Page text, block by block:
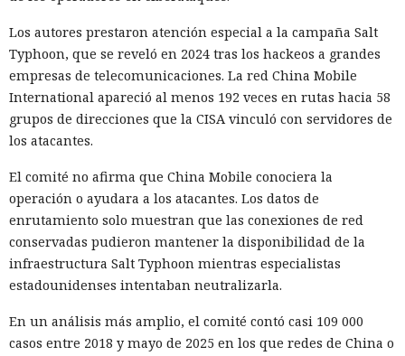
Los autores prestaron atención especial a la campaña Salt
Typhoon, que se reveló en 2024 tras los hackeos a grandes
empresas de telecomunicaciones. La red China Mobile
International apareció al menos 192 veces en rutas hacia 58
grupos de direcciones que la CISA vinculó con servidores de
los atacantes.
El comité no afirma que China Mobile conociera la
operación o ayudara a los atacantes. Los datos de
enrutamiento solo muestran que las conexiones de red
conservadas pudieron mantener la disponibilidad de la
infraestructura Salt Typhoon mientras especialistas
estadounidenses intentaban neutralizarla.
En un análisis más amplio, el comité contó casi 109 000
casos entre 2018 y mayo de 2025 en los que redes de China o